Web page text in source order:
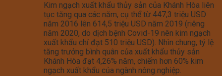
Kim ngạch xuất khẩu thủy sản của Khánh Hòa liên
tục tăng qua các năm, cụ thể từ 447,3 triệu USD
năm 2016 lên 614,5 triệu USD năm 2019 (riêng
năm 2020, do dịch bệnh Covid-19 nên kim ngạch
xuất khẩu chỉ đạt 510 triệu USD). Nhìn chung, tỷ lệ
tăng trưởng bình quân của xuất khẩu thủy sản
Khánh Hòa đạt 4,26% năm, chiếm hơn 60% kim
ngạch xuất khẩu của ngành nông nghiệp.